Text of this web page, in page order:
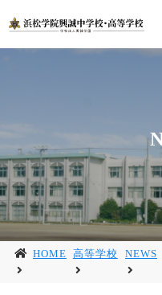
HOME 高等学校 NEWS